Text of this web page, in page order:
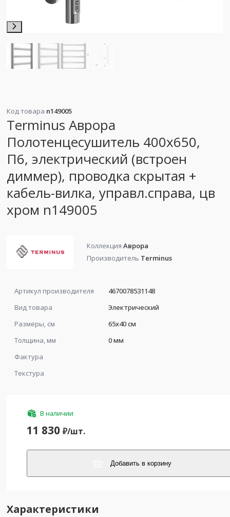
Код товара n149005
Terminus Аврора
Полотенцесушитель 400х650,
П6, электрический (встроен
диммер), проводка скрытая +
кабель-вилка, управл.справа, цв
хром n149005
Коллекция Аврора
Производитель Terminus
Артикул производителя
4670078531148
Вид товара
Электрический
Размеры, см
65x40 см
Толщина, мм
0 мм
Фактура
Текстура
В наличии
11 830 ₽/шт.
Добавить в корзину
Характеристики